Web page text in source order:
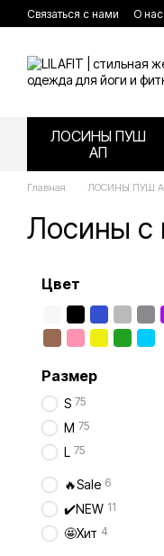
Перейти к основному
Связаться с нами О нас
Соглашение и оферта
ЛОСИНЫ ПУШ
АП
Главная ЛОСИНЫ ПУШ
Лосины с
Цвет
Размер
S 75
M 75
L 75
🔥Sale 6
✔️NEW 11
🤩Хит 4